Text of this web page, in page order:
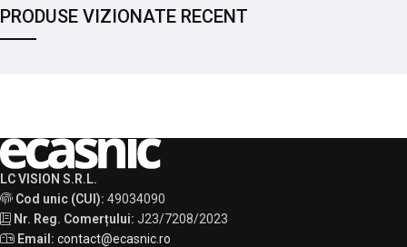
PRODUSE VIZIONATE RECENT
LC VISION S.R.L.
Cod unic (CUI): 49034090
Nr. Reg. Comerțului: J23/7208/2023
Email: contact@ecasnic.ro